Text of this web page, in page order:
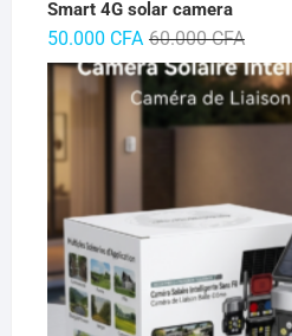
Smart 4G solar camera
60.000CFALe
prix
initial
était :
50.000 CFA
Le
prix
actuel
est :